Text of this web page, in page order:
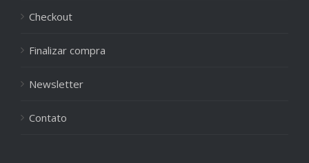
Checkout
Finalizar compra
Newsletter
Contato